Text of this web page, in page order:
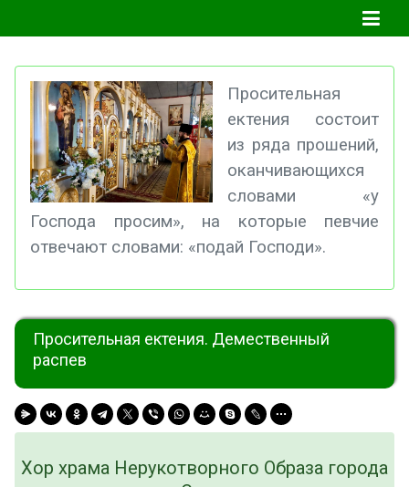
Просительная
ектения состоит
из ряда прошений,
оканчивающихся
словами «у
Господа просим», на которые певчие
отвечают словами: «подай Господи».
Просительная ектения. Демественный
распев
Хор храма Нерукотворного Образа города